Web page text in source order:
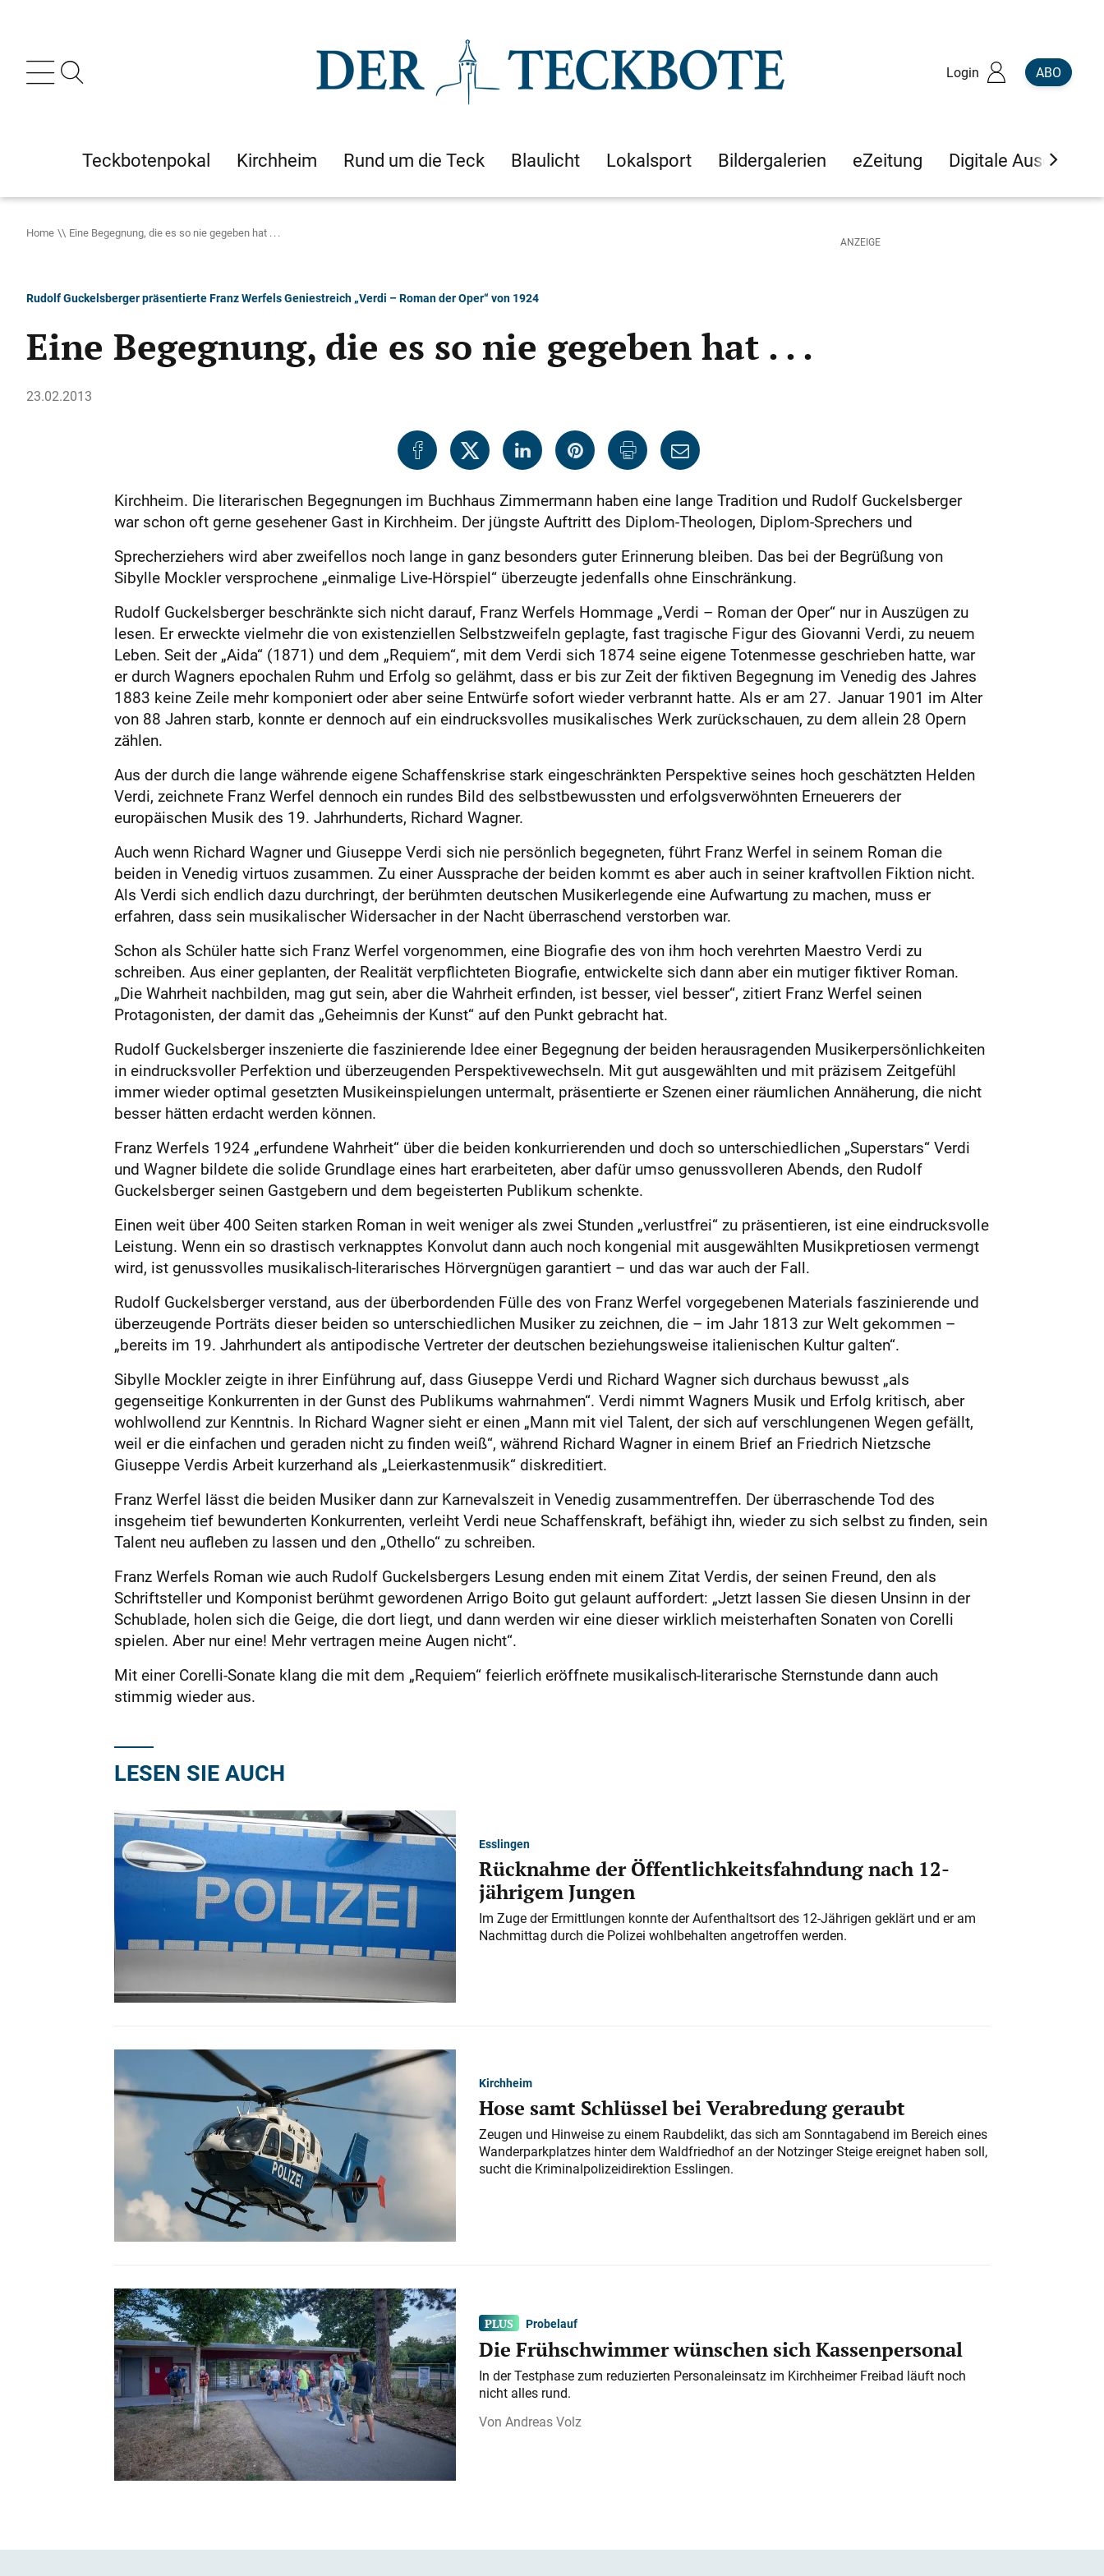
Login ABO
Teckbotenpokal Kirchheim Rund um die Teck Blaulicht Lokalsport Bildergalerien eZeitung Digitale Ausgaben
Home Eine Begegnung, die es so nie gegeben hat . . .
Rudolf Guckelsberger präsentierte Franz Werfels Geniestreich „Verdi – Roman der Oper“ von 1924
Eine Begegnung, die es so nie gegeben hat . . .
23.02.2013
Kirchheim. Die literarischen Begegnungen im Buchhaus Zimmermann haben eine lange Tradition und Rudolf Guckelsberger
war schon oft gerne gesehener Gast in Kirchheim. Der jüngste Auftritt des Diplom-Theologen, Diplom-Sprechers und
Sprecherziehers wird aber zweifellos noch lange in ganz besonders guter Erinnerung bleiben. Das bei der Begrüßung von
Sibylle Mockler versprochene „einmalige Live-Hörspiel“ überzeugte jedenfalls ohne Einschränkung.
Rudolf Guckelsberger beschränkte sich nicht darauf, Franz Werfels Hommage „Verdi – Roman der Oper“ nur in Auszügen zu
lesen. Er erweckte vielmehr die von existenziellen Selbstzweifeln geplagte, fast tragische Figur des Giovanni Verdi, zu neuem
Leben. Seit der „Aida“ (1871) und dem „Requiem“, mit dem Verdi sich 1874 seine eigene Totenmesse geschrieben hatte, war
er durch Wagners epochalen Ruhm und Erfolg so gelähmt, dass er bis zur Zeit der fiktiven Begegnung im Venedig des Jahres
1883 keine Zeile mehr komponiert oder aber seine Entwürfe sofort wieder verbrannt hatte. Als er am 27. Januar 1901 im Alter
von 88 Jahren starb, konnte er dennoch auf ein eindrucksvolles musikalisches Werk zurückschauen, zu dem allein 28 Opern
zählen.
Aus der durch die lange währende eigene Schaffenskrise stark eingeschränkten Perspektive seines hoch geschätzten Helden
Verdi, zeichnete Franz Werfel dennoch ein rundes Bild des selbstbewussten und erfolgsverwöhnten Erneuerers der
europäischen Musik des 19. Jahrhunderts, Richard Wagner.
Auch wenn Richard Wagner und Giuseppe Verdi sich nie persönlich begegneten, führt Franz Werfel in seinem Roman die
beiden in Venedig virtuos zusammen. Zu einer Aussprache der beiden kommt es aber auch in seiner kraftvollen Fiktion nicht.
Als Verdi sich endlich dazu durchringt, der berühmten deutschen Musikerlegende eine Aufwartung zu machen, muss er
erfahren, dass sein musikalischer Widersacher in der Nacht überraschend verstorben war.
Schon als Schüler hatte sich Franz Werfel vorgenommen, eine Biografie des von ihm hoch verehrten Maestro Verdi zu
schreiben. Aus einer geplanten, der Realität verpflichteten Biografie, entwickelte sich dann aber ein mutiger fiktiver Roman.
„Die Wahrheit nachbilden, mag gut sein, aber die Wahrheit erfinden, ist besser, viel besser“, zitiert Franz Werfel seinen
Protagonisten, der damit das „Geheimnis der Kunst“ auf den Punkt gebracht hat.
Rudolf Guckelsberger inszenierte die faszinierende Idee einer Begegnung der beiden herausragenden Musikerpersönlichkeiten
in eindrucksvoller Perfektion und überzeugenden Perspektivewechseln. Mit gut ausgewählten und mit präzisem Zeitgefühl
immer wieder optimal gesetzten Musikeinspielungen untermalt, präsentierte er Szenen einer räumlichen Annäherung, die nicht
besser hätten erdacht werden können.
Franz Werfels 1924 „erfundene Wahrheit“ über die beiden konkurrierenden und doch so unterschiedlichen „Superstars“ Verdi
und Wagner bildete die solide Grundlage eines hart erarbeiteten, aber dafür umso genussvolleren Abends, den Rudolf
Guckelsberger seinen Gastgebern und dem begeisterten Publikum schenkte.
Einen weit über 400 Seiten starken Roman in weit weniger als zwei Stunden „verlustfrei“ zu präsentieren, ist eine eindrucksvolle
Leistung. Wenn ein so drastisch verknapptes Konvolut dann auch noch kongenial mit ausgewählten Musikpretiosen vermengt
wird, ist genussvolles musikalisch-literarisches Hörvergnügen garantiert – und das war auch der Fall.
Rudolf Guckelsberger verstand, aus der überbordenden Fülle des von Franz Werfel vorgegebenen Materials faszinierende und
überzeugende Porträts dieser beiden so unterschiedlichen Musiker zu zeichnen, die – im Jahr 1813 zur Welt gekommen –
„bereits im 19. Jahrhundert als antipodische Vertreter der deutschen beziehungsweise italienischen Kultur galten“.
Sibylle Mockler zeigte in ihrer Einführung auf, dass Giuseppe Verdi und Richard Wagner sich durchaus bewusst „als
gegenseitige Konkurrenten in der Gunst des Publikums wahrnahmen“. Verdi nimmt Wagners Musik und Erfolg kritisch, aber
wohlwollend zur Kenntnis. In Richard Wagner sieht er einen „Mann mit viel Talent, der sich auf verschlungenen Wegen gefällt,
weil er die einfachen und geraden nicht zu finden weiß“, während Richard Wagner in einem Brief an Friedrich Nietzsche
Giuseppe Verdis Arbeit kurzerhand als „Leierkastenmusik“ diskreditiert.
Franz Werfel lässt die beiden Musiker dann zur Karnevalszeit in Venedig zusammentreffen. Der überraschende Tod des
insgeheim tief bewunderten Konkurrenten, verleiht Verdi neue Schaffenskraft, befähigt ihn, wieder zu sich selbst zu finden, sein
Talent neu aufleben zu lassen und den „Othello“ zu schreiben.
Franz Werfels Roman wie auch Rudolf Guckelsbergers Lesung enden mit einem Zitat Verdis, der seinen Freund, den als
Schriftsteller und Komponist berühmt gewordenen Arrigo Boito gut gelaunt auffordert: „Jetzt lassen Sie diesen Unsinn in der
Schublade, holen sich die Geige, die dort liegt, und dann werden wir eine dieser wirklich meisterhaften Sonaten von Corelli
spielen. Aber nur eine! Mehr vertragen meine Augen nicht“.
Mit einer Corelli-Sonate klang die mit dem „Requiem“ feierlich eröffnete musikalisch-literarische Sternstunde dann auch
stimmig wieder aus.
LESEN SIE AUCH
Esslingen
Rücknahme der Öffentlichkeitsfahndung nach 12-
jährigem Jungen
Im Zuge der Ermittlungen konnte der Aufenthaltsort des 12-Jährigen geklärt und er am
Nachmittag durch die Polizei wohlbehalten angetroffen werden.
Kirchheim
Hose samt Schlüssel bei Verabredung geraubt
Zeugen und Hinweise zu einem Raubdelikt, das sich am Sonntagabend im Bereich eines
Wanderparkplatzes hinter dem Waldfriedhof an der Notzinger Steige ereignet haben soll,
sucht die Kriminalpolizeidirektion Esslingen.
Probelauf
Die Frühschwimmer wünschen sich Kassenpersonal
In der Testphase zum reduzierten Personaleinsatz im Kirchheimer Freibad läuft noch
nicht alles rund.
Andreas Volz